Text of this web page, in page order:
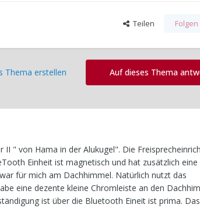
Teilen Folgen
Auf dieses Thema
Thema erstellen
" von Hama in der Alukugel". Die
Einheit ist magnetisch und hat zusätzlich eine
für mich am Dachhimmel. Natürlich nutzt das
eine dezente kleine Chromleiste an den
ist über die Bluetooth Eineit ist prima. Das